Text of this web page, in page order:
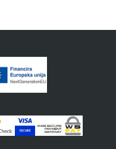
107B
Potok